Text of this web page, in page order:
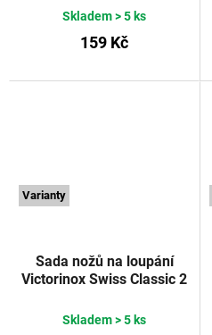
zelenýVICTORINOX
Skladem> 5 ks
159 Kč
Varianty
Sada nožů na loupání
Victorinox Swiss Classic 2
rovné/vroubkované ostří
Skladem> 5 ks